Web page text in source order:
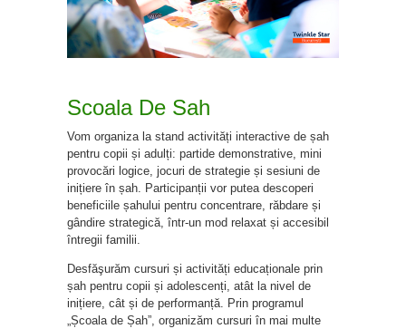
Scoala De Sah
Vom organiza la stand activități interactive de șah
pentru copii și adulți: partide demonstrative, mini
provocări logice, jocuri de strategie și sesiuni de
inițiere în șah. Participanții vor putea descoperi
beneficiile șahului pentru concentrare, răbdare și
gândire strategică, într-un mod relaxat și accesibil
întregii familii.
Desfăşurăm cursuri și activități educaționale prin
șah pentru copii și adolescenți, atât la nivel de
inițiere, cât și de performanță. Prin programul
„Școala de Șah”, organizăm cursuri în mai multe